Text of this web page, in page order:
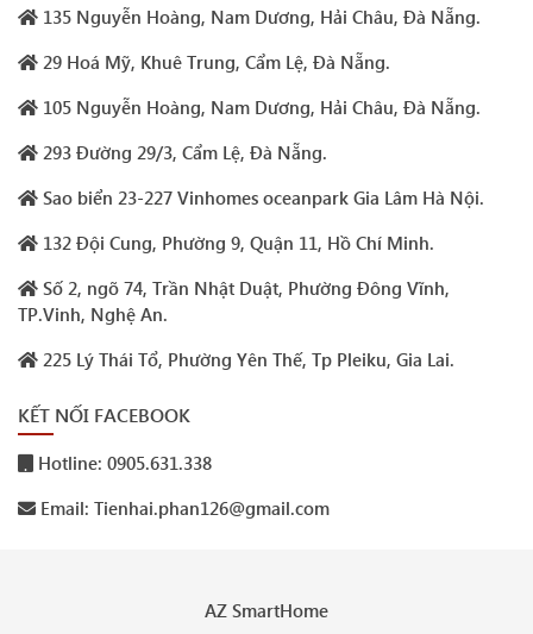
135 Nguyễn Hoàng, Nam Dương, Hải Châu, Đà Nẵng.
29 Hoá Mỹ, Khuê Trung, Cẩm Lệ, Đà Nẵng.
105 Nguyễn Hoàng, Nam Dương, Hải Châu, Đà Nẵng.
293 Đường 29/3, Cẩm Lệ, Đà Nẵng.
Sao biển 23-227 Vinhomes oceanpark Gia Lâm Hà Nội.
132 Đội Cung, Phường 9, Quận 11, Hồ Chí Minh.
Số 2, ngõ 74, Trần Nhật Duật, Phường Đông Vĩnh,
TP.Vinh, Nghệ An.
225 Lý Thái Tổ, Phường Yên Thế, Tp Pleiku, Gia Lai.
KẾT NỐI FACEBOOK
Hotline: 0905.631.338
Email: Tienhai.phan126@gmail.com
AZ SmartHome